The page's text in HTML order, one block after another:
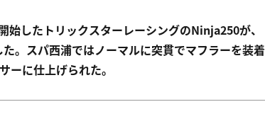
したトリックスターレーシングのNinja250が、
。スパ西浦ではノーマルに突貫でマフラーを装着
ーに仕上げられた。